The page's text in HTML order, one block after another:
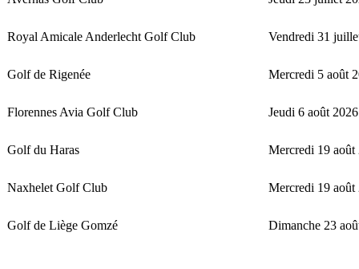
Royal Amicale Anderlecht Golf Club Vendredi 31
Golf de Rigenée Mercredi 5 août
Florennes Avia Golf Club Jeudi 6 août 2026
Golf du Haras Mercredi 19 août
Naxhelet Golf Club Mercredi 19 août
Golf de Liège Gomzé Dimanche 23